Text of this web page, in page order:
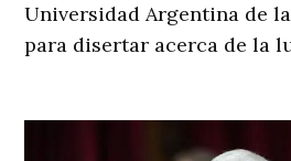
Universidad Argentina de la
para disertar acerca de la